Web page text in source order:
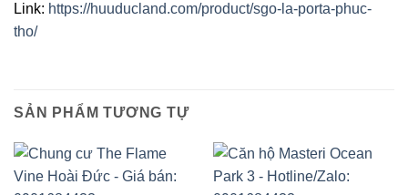
Link: https://huuducland.com/product/sgo-la-porta-phuc-
tho/
SẢN PHẨM TƯƠNG TỰ